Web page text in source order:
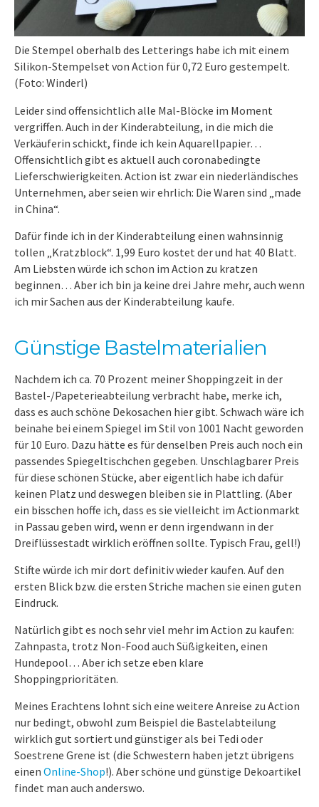
Die Stempel oberhalb des Letterings habe ich mit einem
Silikon-Stempelset von Action für 0,72 Euro gestempelt.
(Foto: Winderl)
Leider sind offensichtlich alle Mal-Blöcke im Moment
vergriffen. Auch in der Kinderabteilung, in die mich die
Verkäuferin schickt, finde ich kein Aquarellpapier…
Offensichtlich gibt es aktuell auch coronabedingte
Lieferschwierigkeiten. Action ist zwar ein niederländisches
Unternehmen, aber seien wir ehrlich: Die Waren sind „made
in China“.
Dafür finde ich in der Kinderabteilung einen wahnsinnig
tollen „Kratzblock“. 1,99 Euro kostet der und hat 40 Blatt.
Am Liebsten würde ich schon im Action zu kratzen
beginnen… Aber ich bin ja keine drei Jahre mehr, auch wenn
ich mir Sachen aus der Kinderabteilung kaufe.
Günstige Bastelmaterialien
Nachdem ich ca. 70 Prozent meiner Shoppingzeit in der
Bastel-/Papeterieabteilung verbracht habe, merke ich,
dass es auch schöne Dekosachen hier gibt. Schwach wäre ich
beinahe bei einem Spiegel im Stil von 1001 Nacht geworden
für 10 Euro. Dazu hätte es für denselben Preis auch noch ein
passendes Spiegeltischchen gegeben. Unschlagbarer Preis
für diese schönen Stücke, aber eigentlich habe ich dafür
keinen Platz und deswegen bleiben sie in Plattling. (Aber
ein bisschen hoffe ich, dass es sie vielleicht im Actionmarkt
in Passau geben wird, wenn er denn irgendwann in der
Dreiflüssestadt wirklich eröffnen sollte. Typisch Frau, gell!)
Stifte würde ich mir dort definitiv wieder kaufen. Auf den
ersten Blick bzw. die ersten Striche machen sie einen guten
Eindruck.
Natürlich gibt es noch sehr viel mehr im Action zu kaufen:
Zahnpasta, trotz Non-Food auch Süßigkeiten, einen
Hundepool… Aber ich setze eben klare
Shoppingprioritäten.
Meines Erachtens lohnt sich eine weitere Anreise zu Action
nur bedingt, obwohl zum Beispiel die Bastelabteilung
wirklich gut sortiert und günstiger als bei Tedi oder
Soestrene Grene ist (die Schwestern haben jetzt übrigens
einen Online-Shop!). Aber schöne und günstige Dekoartikel
findet man auch anderswo.